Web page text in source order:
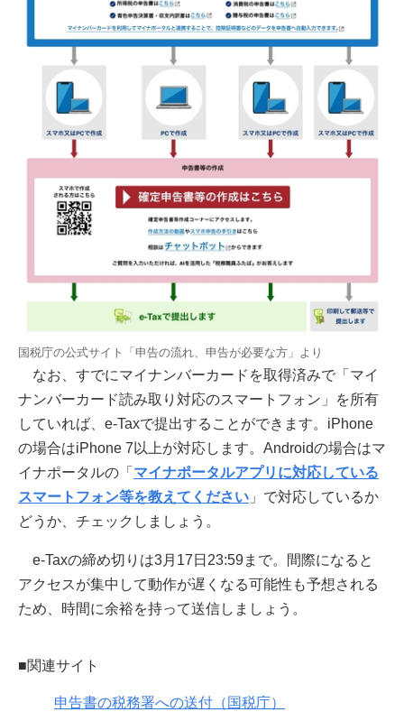
国税庁の公式サイト「申告の流れ、申告が必要な方」より
なお、すでにマイナンバーカードを取得済みで「マイ
ナンバーカード読み取り対応のスマートフォン」を所有
していれば、e-Taxで提出することができます。iPhone
の場合はiPhone 7以上が対応します。Androidの場合はマ
イナポータルの「 マイナポータルアプリに対応している
スマートフォン等を教えてください 」で対応しているか
どうか、チェックしましょう。
e-Taxの締め切りは3月17日23:59まで。間際になると
アクセスが集中して動作が遅くなる可能性も予想される
ため、時間に余裕を持って送信しましょう。
■関連サイト
申告書の税務署への送付（国税庁）